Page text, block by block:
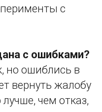
с
с ошибками?
но ошиблись в
вернуть жалобу
чем отказ,